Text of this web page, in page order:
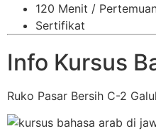
120 Menit /
Sertifikat
Info Kursus
Ruko Pasar Bersih C-2